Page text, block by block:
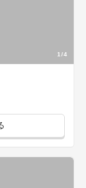
1/4